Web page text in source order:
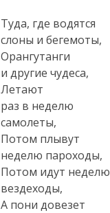
Туда, где водятся
слоны и бегемоты,
Орангутанги
и другие чудеса,
Летают
раз в неделю
самолеты,
Потом плывут
неделю пароходы,
Потом идут неделю
вездеходы,
А пони довезет